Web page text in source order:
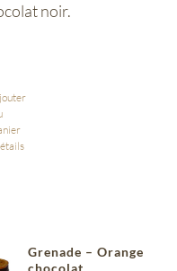
noir.
Grenade – Orange
chocolat